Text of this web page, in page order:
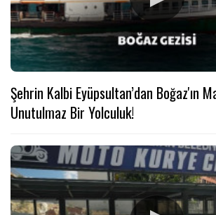
Şehrin Kalbi Eyüpsultan’dan Boğaz'ın
Unutulmaz Bir Yolculuk!